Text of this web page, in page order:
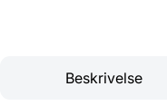
Beskrivelse